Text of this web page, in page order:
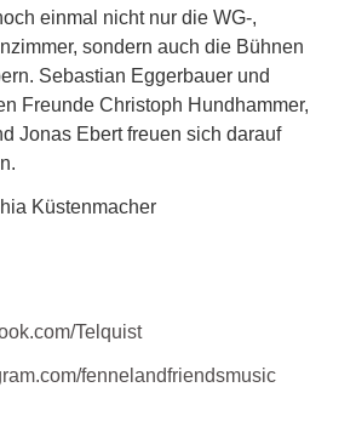
einmal nicht nur die WG-,
sondern auch die Bühnen
Sebastian Eggerbauer und
Freunde Christoph Hundhammer,
Jonas Ebert freuen sich darauf
Küstenmacher
Telquist
fennelandfriendsmusic